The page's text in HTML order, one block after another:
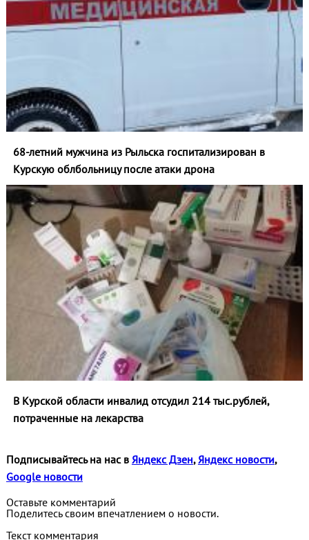
68-летний мужчина из Рыльска госпитализирован в
Курскую облбольницу после атаки дрона
В Курской области инвалид отсудил 214 тыс.рублей,
потраченные на лекарства
Подписывайтесь на нас в Яндекс Дзен, Яндекс новости,
Google новости
Оставьте комментарий
Поделитесь своим впечатлением о новости.
Текст комментария